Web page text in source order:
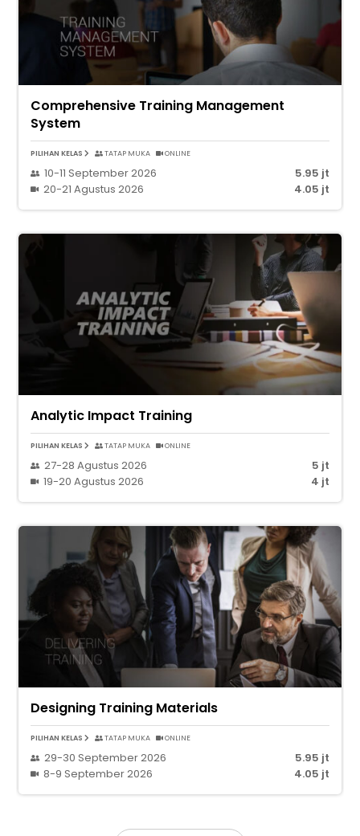
Comprehensive Training Management
System
PILIHAN KELAS TATAP MUKA ONLINE
10-11 September 2026
5.95 jt
20-21 Agustus 2026
4.05 jt
Analytic Impact Training
PILIHAN KELAS TATAP MUKA ONLINE
27-28 Agustus 2026
5 jt
19-20 Agustus 2026
4 jt
Designing Training Materials
PILIHAN KELAS TATAP MUKA ONLINE
29-30 September 2026
5.95 jt
8-9 September 2026
4.05 jt